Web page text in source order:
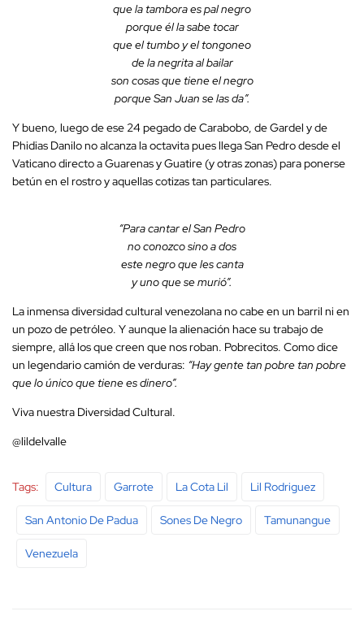
que la tambora es pal negro
porque él la sabe tocar
que el tumbo y el tongoneo
de la negrita al bailar
son cosas que tiene el negro
porque San Juan se las da”.
Y bueno, luego de ese 24 pegado de Carabobo, de Gardel y de
Phidias Danilo no alcanza la octavita pues llega San Pedro desde el
Vaticano directo a Guarenas y Guatire (y otras zonas) para ponerse
betún en el rostro y aquellas cotizas tan particulares.
“Para cantar el San Pedro
no conozco sino a dos
este negro que les canta
y uno que se murió”.
La inmensa diversidad cultural venezolana no cabe en un barril ni en
un pozo de petróleo. Y aunque la alienación hace su trabajo de
siempre, allá los que creen que nos roban. Pobrecitos. Como dice
un legendario camión de verduras: “Hay gente tan pobre tan pobre
que lo único que tiene es dinero”.
Viva nuestra Diversidad Cultural.
@lildelvalle
Tags: Cultura Garrote La Cota Lil Lil Rodriguez
San Antonio De Padua Sones De Negro Tamunangue
Venezuela